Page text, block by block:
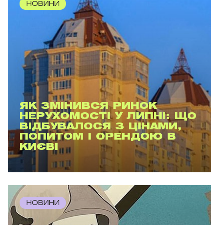
НОВИНИ
ЯК ЗМІНИВСЯ РИНОК
НЕРУХОМОСТІ У ЛИПНІ: ЩО
ВІДБУВАЛОСЯ З ЦІНАМИ,
ПОПИТОМ І ОРЕНДОЮ В
КИЄВІ
НОВИНИ